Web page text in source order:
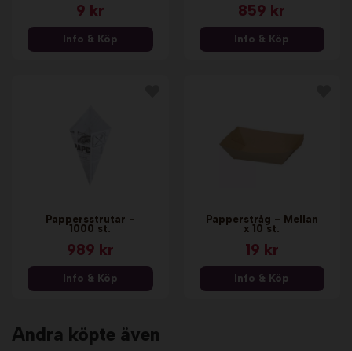
9 kr
Info & Köp
859 kr
Info & Köp
Pappersstrutar -
1000 st.
989 kr
Info & Köp
Papperstråg - Mellan
x 10 st.
19 kr
Info & Köp
Andra köpte även